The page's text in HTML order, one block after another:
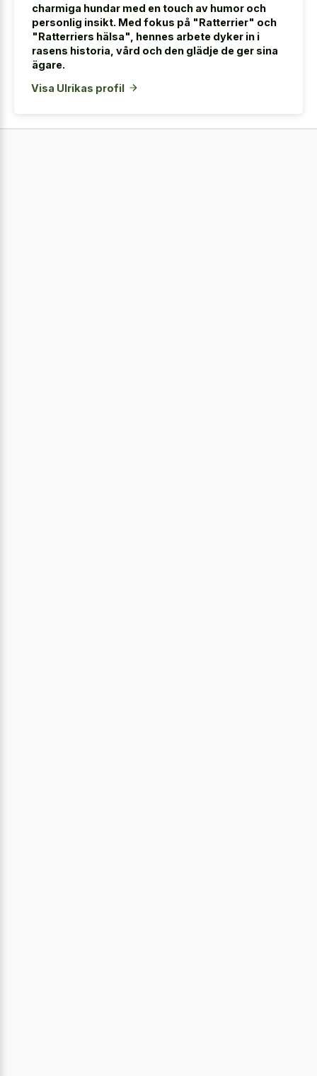
charmiga hundar med en touch av humor och
personlig insikt. Med fokus på "Ratterrier" och
"Ratterriers hälsa", hennes arbete dyker in i
rasens historia, vård och den glädje de ger sina
ägare.
Visa Ulrikas profil